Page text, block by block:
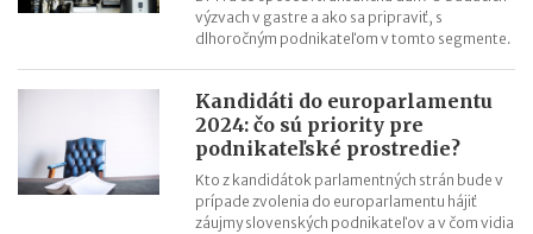
výzvach v gastre a ako sa pripraviť, s
dlhoročným podnikateľom v tomto segmente.
Kandidáti do europarlamentu
2024: čo sú priority pre
podnikateľské prostredie?
Kto z kandidátok parlamentných strán bude v
prípade zvolenia do europarlamentu hájiť
záujmy slovenských podnikateľov a v čom vidia